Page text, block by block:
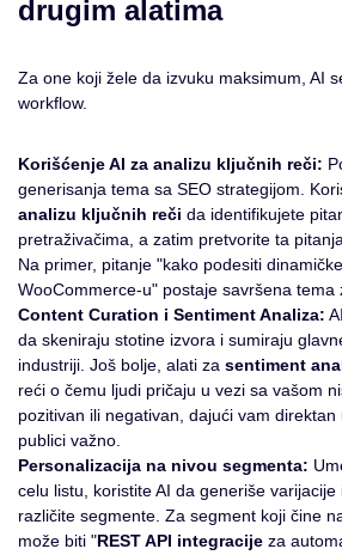
drugim alatima
Za one koji žele da izvuku maksimum, AI
workflow.
Korišćenje AI za analizu ključnih reči:
generisanja tema sa SEO strategijom.
analizu ključnih reči da identifikujete
pretraživačima, a zatim pretvorite ta
Na primer, pitanje "kako podesiti
WooCommerce-u" postaje savršena tema
Content Curation i Sentiment Analiza:
da skeniraju stotine izvora i sumiraju
industriji. Još bolje, alati za sentiment
reći o čemu ljudi pričaju u vezi sa vašom
pozitivan ili negativan, dajući vam
publici važno.
Personalizacija na nivou segmenta:
celu listu, koristite AI da generiše
različite segmente. Za segment koji čine
može biti "REST API integracije za